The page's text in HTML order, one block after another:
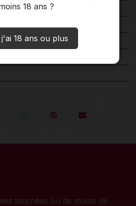
18 ans ?
18 ans ou plus
tournées ou de moins de